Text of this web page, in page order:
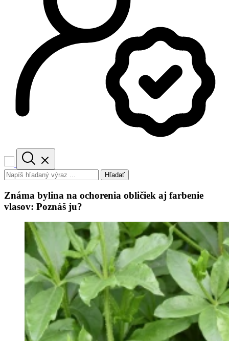
Hľadať
Známa bylina na ochorenia obličiek aj farbenie
vlasov: Poznáš ju?